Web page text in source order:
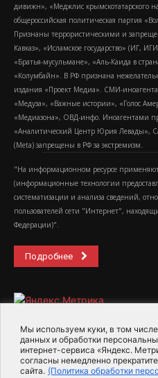
Мы используем куки, в том
данных и обработки
интернет-сервиса «Яндекс.
согласны немедленно
сайта. (Политика обработки
дивижн», «Меджлис крымскотатарского
общероссийская политическая партия
Признаны террористическими и
Кавказ», «Исламское государство» (ИГ,
«Братья-мусульмане», «Аль-Каида в
«Колумбайн». В РФ признана
издания «Проект Медиа». СМИ-
«Медуза», «Важные истории», «Голос
«Медиазона», ОВД-инфо. Иноагентами
«Аналитический Центр Юрия Левады»,
(Metа) запрещены в РФ за экстремизм.
"На информационном ресурсе
(информационные технологии
систематизации и анализа сведений,
пользователей сети "Интернет",
Федерации)".
Подробнее
2015-2026- Информационное